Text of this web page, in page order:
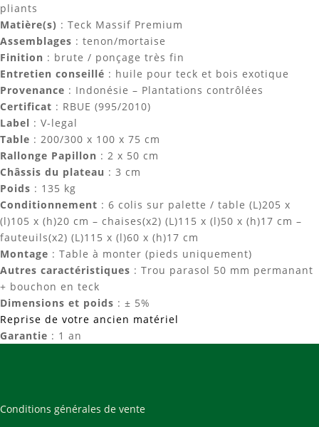
pliants
Matière(s) : Teck Massif Premium
Assemblages : tenon/mortaise
Finition : brute / ponçage très fin
Entretien conseillé : huile pour teck et bois exotique
Provenance : Indonésie – Plantations contrôlées
Certificat : RBUE (995/2010)
Label : V-legal
Table : 200/300 x 100 x 75 cm
Rallonge Papillon : 2 x 50 cm
Châssis du plateau : 3 cm
Poids : 135 kg
Conditionnement : 6 colis sur palette / table (L)205 x
(l)105 x (h)20 cm – chaises(x2) (L)115 x (l)50 x (h)17 cm –
fauteuils(x2) (L)115 x (l)60 x (h)17 cm
Montage : Table à monter (pieds uniquement)
Autres caractéristiques : Trou parasol 50 mm permanant
+ bouchon en teck
Dimensions et poids : ± 5%
Reprise de votre ancien matériel
Garantie : 1 an
Conditions générales de vente